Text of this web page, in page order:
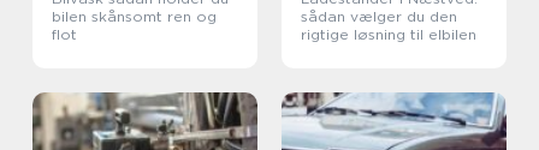
bilen skånsomt ren og
flot
sådan vælger du den
rigtige løsning til elbilen